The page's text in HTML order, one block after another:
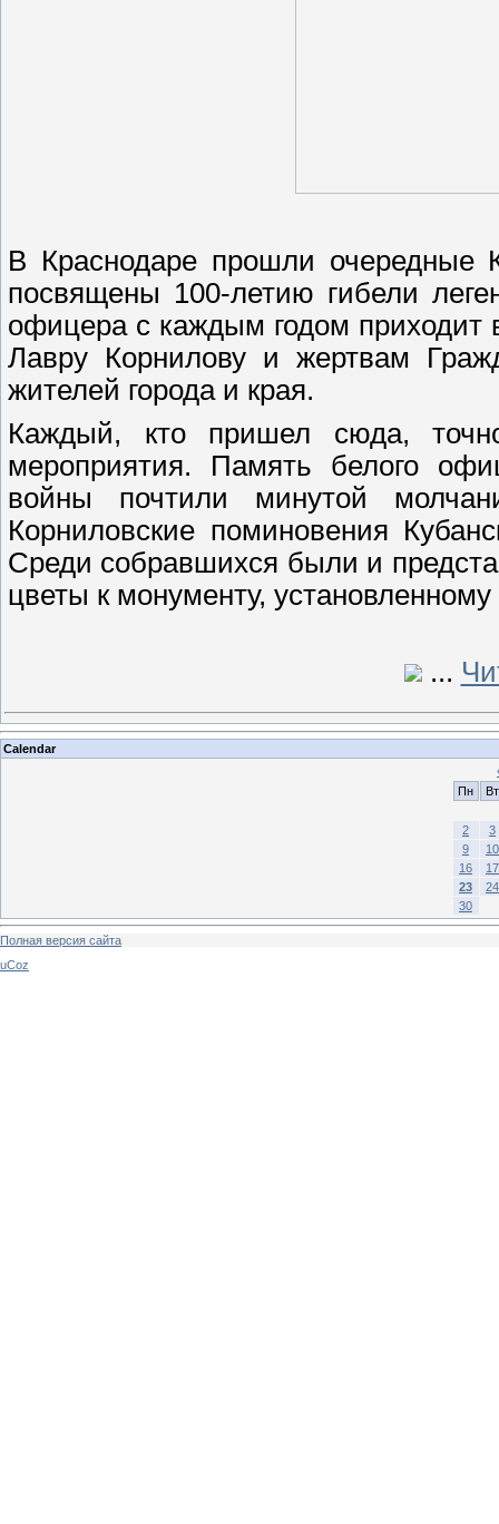
В Краснодаре прошли очередные
посвящены 100-летию гибели
офицера с каждым годом приходит
Лавру Корнилову и жертвам
жителей города и края.
Каждый, кто пришел сюда,
мероприятия. Память белого
войны почтили минутой
Корниловские поминовения
Среди собравшихся были и
цветы к монументу,
...
Calendar
Пн
Вт
2
3
9
10
16
17
23
24
30
Полная версия сайта
uCoz